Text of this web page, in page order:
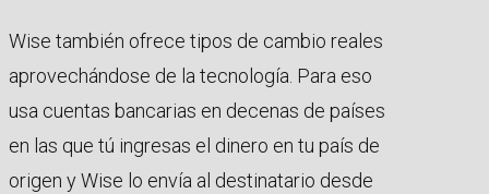
Wise también ofrece tipos de cambio reales
aprovechándose de la tecnología. Para eso
usa cuentas bancarias en decenas de países
en las que tú ingresas el dinero en tu país de
origen y Wise lo envía al destinatario desde